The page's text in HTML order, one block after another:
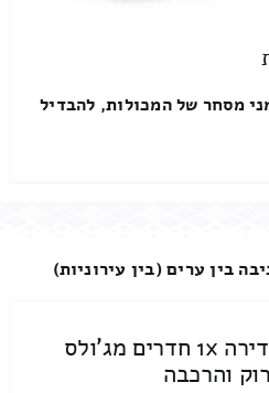
מסחר של המכולות, להבדיל
בין ערים (בין עירוניות)
הצעת מחיר להובלת דירה 1x חדרים מג'ולס
והרכבה